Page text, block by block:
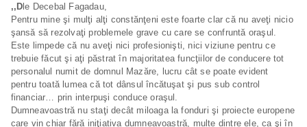
,,D le Decebal Fagadau,
Pentru mine şi mulţi alţi constănţeni este foarte clar că nu aveţi nicio
şansă să rezolvaţi problemele grave cu care se confruntă oraşul.
Este limpede că nu aveţi nici profesionişti, nici viziune pentru ce
trebuie făcut şi aţi păstrat în majoritatea funcţiilor de conducere tot
personalul numit de domnul Mazăre, lucru cât se poate evident
pentru toată lumea că tot dânsul încătuşat şi pus sub control
financiar… prin interpuşi conduce oraşul.
Dumneavoastră nu staţi decât miloaga la fonduri şi proiecte europene
care vin chiar fără iniţiativa dumneavoastră, multe dintre ele, ca şi în